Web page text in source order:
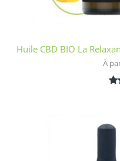
Huile CBD BIO La
À